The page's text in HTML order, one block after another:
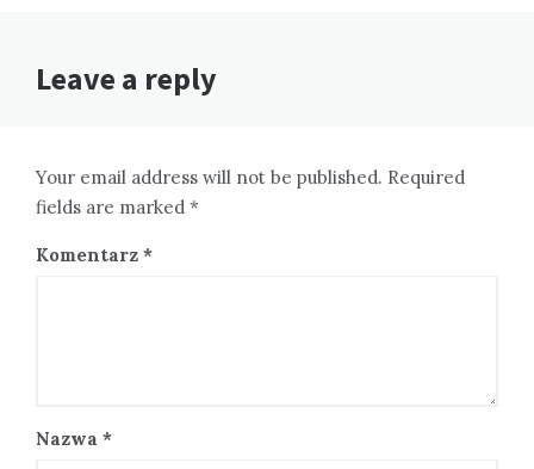
Leave a reply
Your email address will not be published. Required
fields are marked *
Komentarz *
Nazwa *